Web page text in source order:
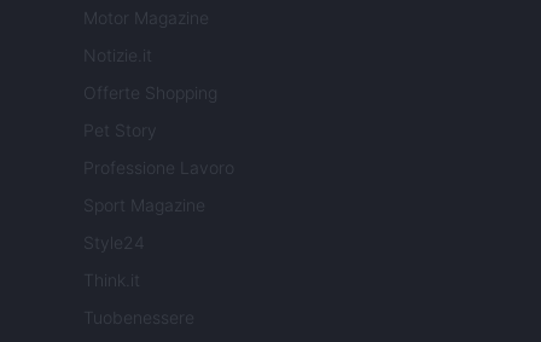
Motor Magazine
Notizie.it
Offerte Shopping
Pet Story
Professione Lavoro
Sport Magazine
Style24
Think.it
Tuobenessere